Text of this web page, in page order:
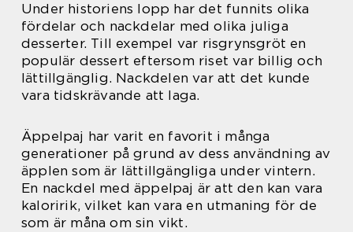
Under historiens lopp har det funnits olika
fördelar och nackdelar med olika juliga
desserter. Till exempel var risgrynsgröt en
populär dessert eftersom riset var billig och
lättillgänglig. Nackdelen var att det kunde
vara tidskrävande att laga.
Äppelpaj har varit en favorit i många
generationer på grund av dess användning av
äpplen som är lättillgängliga under vintern.
En nackdel med äppelpaj är att den kan vara
kaloririk, vilket kan vara en utmaning för de
som är måna om sin vikt.